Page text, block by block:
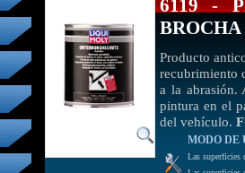
6119 -
BROCHA
Producto
recubrimiento
a la abrasión.
pintura en el
del vehículo.
MODO DE
Las superficies